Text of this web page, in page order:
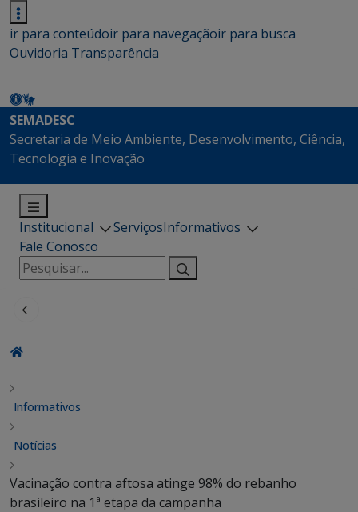
ir para conteúdoir para navegaçãoir para busca
Ouvidoria Transparência
SEMADESC
Secretaria de Meio Ambiente, Desenvolvimento, Ciência,
Tecnologia e Inovação
Institucional ServiçosInformativos
Fale Conosco
Pesquisar
por:
Informativos
Notícias
Vacinação contra aftosa atinge 98% do rebanho
brasileiro na 1ª etapa da campanha